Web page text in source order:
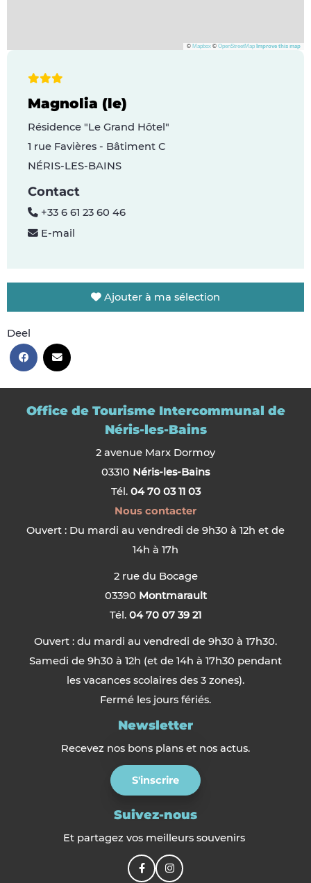
© Mapbox © OpenStreetMap Improve this map
Magnolia (le)
Résidence "Le Grand Hôtel"
1 rue Favières - Bâtiment C
NÉRIS-LES-BAINS
Contact
+33 6 61 23 60 46
E-mail
Ajouter à ma sélection
Deel
Office de Tourisme Intercommunal de
Néris-les-Bains
2 avenue Marx Dormoy
03310 Néris-les-Bains
Tél. 04 70 03 11 03
Nous contacter
Ouvert : Du mardi au vendredi de 9h30 à 12h et de
14h à 17h
2 rue du Bocage
03390 Montmarault
Tél. 04 70 07 39 21
Ouvert : du mardi au vendredi de 9h30 à 17h30.
Samedi de 9h30 à 12h (et de 14h à 17h30 pendant
les vacances scolaires des 3 zones).
Fermé les jours fériés.
Newsletter
Recevez nos bons plans et nos actus.
S'inscrire
Suivez-nous
Et partagez vos meilleurs souvenirs